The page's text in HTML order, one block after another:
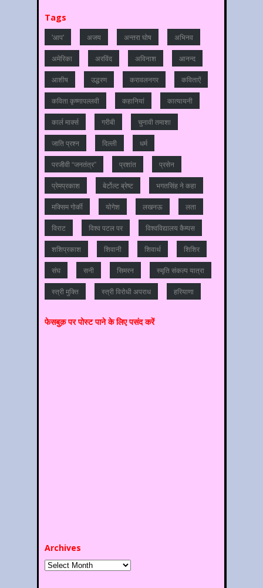
Tags
'आप' अजय अन्‍तरा घोष अभिनव
अमेरिका अरविंद अविनाश आनन्‍द
आशीष उद्धरण करावलनगर कविताऐं
कविता कृष्णापल्लवी कहानियां कात्‍यायनी
कार्ल मार्क्स गरीबी चुनावी तमाशा
जाति प्रश्‍न दिल्‍ली धर्म
परजीवी “जनतंत्र” प्रशांत प्रसेन
प्रेमप्रकाश बेर्टोल्ट ब्रेष्ट भगतसिंह ने कहा
मक्सिम गोर्की योगेश लखनऊ लता
विराट विश्‍व पटल पर विश्‍वविद्यालय कैम्‍पस
शशिप्रकाश शिवानी शिवार्थ शिशिर
संघ सनी सिमरन स्मृति संकल्प यात्रा
स्‍त्री मुक्ति स्‍त्री विरोधी अपराध हरियाणा
फेसबुक़ पर पोस्‍ट पाने के लिए पसंद करें
Archives
Archives